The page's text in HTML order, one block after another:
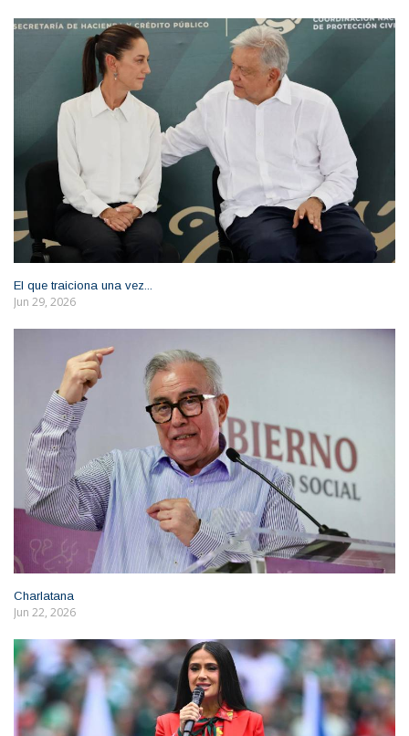
El que traiciona una vez...
Jun 29, 2026
Charlatana
Jun 22, 2026